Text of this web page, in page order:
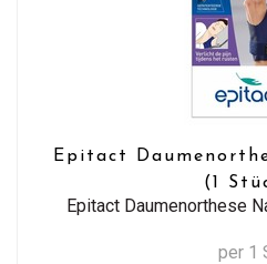
Epitact
(1
Epitact Daumenorthese
per 1